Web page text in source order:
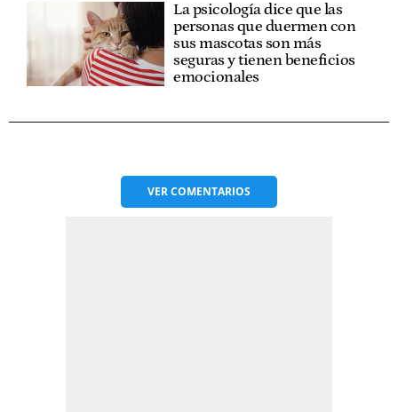
La psicología dice que las
personas que duermen con
sus mascotas son más
seguras y tienen beneficios
emocionales
VERCOMENTARIOS